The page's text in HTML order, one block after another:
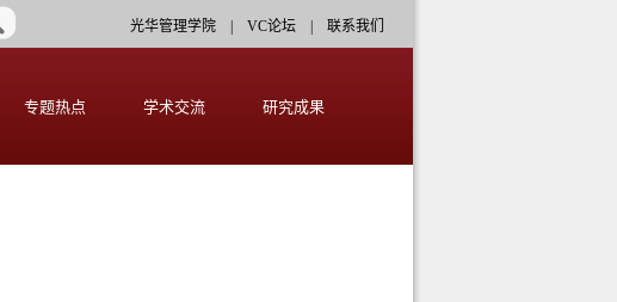
光华管理学院 VC论坛 联系我们
专题热点 学术交流 研究成果